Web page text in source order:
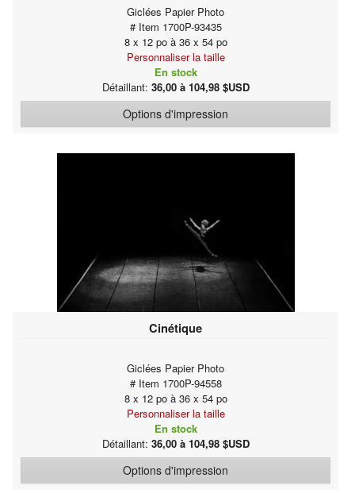
Giclées Papier Photo
# Item 1700P-93435
8 x 12 po à 36 x 54 po
Personnaliser la taille
En stock
Détaillant: 36,00 à 104,98 $USD
Options d'impression
Cinétique
Giclées Papier Photo
# Item 1700P-94558
8 x 12 po à 36 x 54 po
Personnaliser la taille
En stock
Détaillant: 36,00 à 104,98 $USD
Options d'impression